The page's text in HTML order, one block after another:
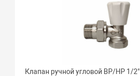
Клапан ручной угловой ВР/НР 1/2"